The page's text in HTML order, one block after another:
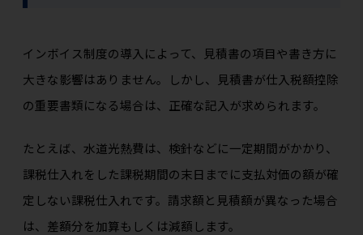
インボイス制度の導入によって、見積書の項目や書き方に
大きな影響はありません。しかし、見積書が仕入税額控除
の重要書類になる場合は、正確な記入が求められます。
たとえば、水道光熱費は、検針などに一定期間がかかり、
課税仕入れをした課税期間の末日までに支払対価の額が確
定しない課税仕入れです。請求額と見積額が異なった場合
は、差額分を加算もしくは減額します。